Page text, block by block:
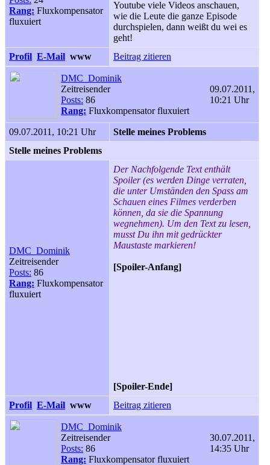
Rang: Fluxkompensator
fluxuiert
Youtube viele Videos anschauen,
wie die Leute die ganze Episode
durchspielen, dann weißt du wei es
geht!
Profil E-Mail www Beitrag zitieren
DMC_Dominik
Zeitreisender
Posts: 86
Rang: Fluxkompensator fluxuiert
09.07.2011,
10:21 Uhr
09.07.2011, 10:21 Uhr
Stelle meines Problems
Stelle meines Problems
DMC_Dominik
Zeitreisender
Posts: 86
Rang: Fluxkompensator
fluxuiert
Der Nachfolgende Text enthält
Spoiler (es werden Dinge verraten,
die unter Umständen den Spass am
Schauen eines Filmes verderben
können, da sie die Spannung
wegnehmen). Um den Text zu lesen,
musst Du ihn mit gedrückter
Maustaste markieren!
[Spoiler-Anfang]
[Spoiler-Ende]
Profil E-Mail www Beitrag zitieren
DMC_Dominik
Zeitreisender
Posts: 86
Rang: Fluxkompensator fluxuiert
30.07.2011,
14:35 Uhr